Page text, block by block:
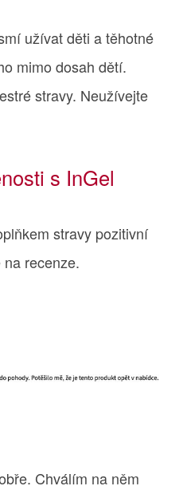
užívat děti a těhotné
mimo dosah dětí.
stravy. Neužívejte
s InGel
stravy pozitivní
recenze.
Chválím na něm